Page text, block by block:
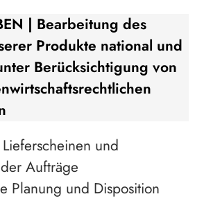
| Bearbeitung des
Produkte national und
Berücksichtigung von
und
Aufträge
Planung und Disposition